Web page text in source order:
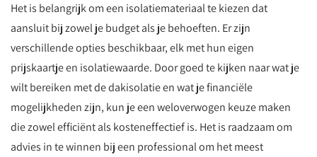
Het is belangrijk om een isolatiemateriaal te kiezen dat
aansluit bij zowel je budget als je behoeften. Er zijn
verschillende opties beschikbaar, elk met hun eigen
prijskaartje en isolatiewaarde. Door goed te kijken naar wat je
wilt bereiken met de dakisolatie en wat je financiële
mogelijkheden zijn, kun je een weloverwogen keuze maken
die zowel efficiënt als kosteneffectief is. Het is raadzaam om
advies in te winnen bij een professional om het meest